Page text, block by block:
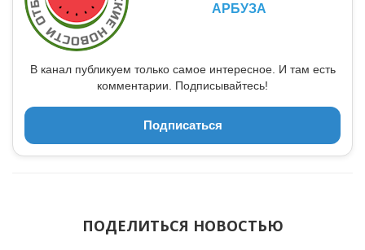
АРБУЗА
В канал публикуем только самое интересное. И там есть
комментарии. Подписывайтесь!
Подписаться
ПОДЕЛИТЬСЯ НОВОСТЬЮ